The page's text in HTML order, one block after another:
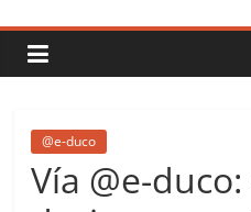
duco:
Gestión
del
@e-duco
Vía @e-